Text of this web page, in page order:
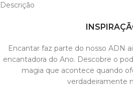
Descrição
Encantar faz parte do nosso ADN
encantadora do Ano. Descobre o
magia que acontece quando
verdadeiramente